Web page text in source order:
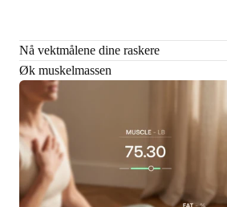
Nå vektmålene dine raskere
Øk muskelmassen